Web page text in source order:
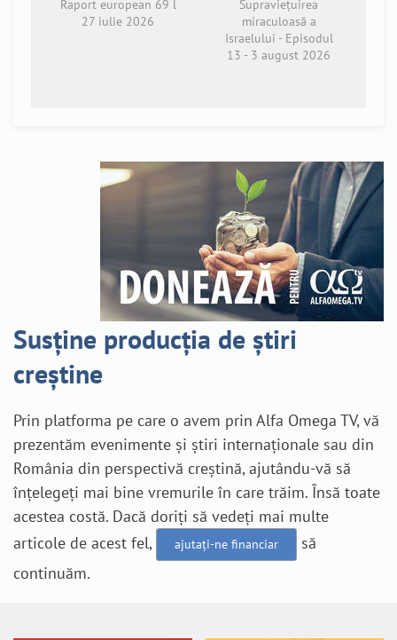
Raport european 69 l
27 iulie 2026
Supraviețuirea
miraculoasă a
Israelului - Episodul
13 - 3 august 2026
Susține producția de știri
creștine
Prin platforma pe care o avem prin Alfa Omega TV, vă
prezentăm evenimente și știri internaționale sau din
România din perspectivă creștină, ajutându-vă să
înțelegeți mai bine vremurile în care trăim. Însă toate
acestea costă. Dacă doriți să vedeți mai multe
articole de acest fel,
ajutați-ne financiar
să
continuăm.